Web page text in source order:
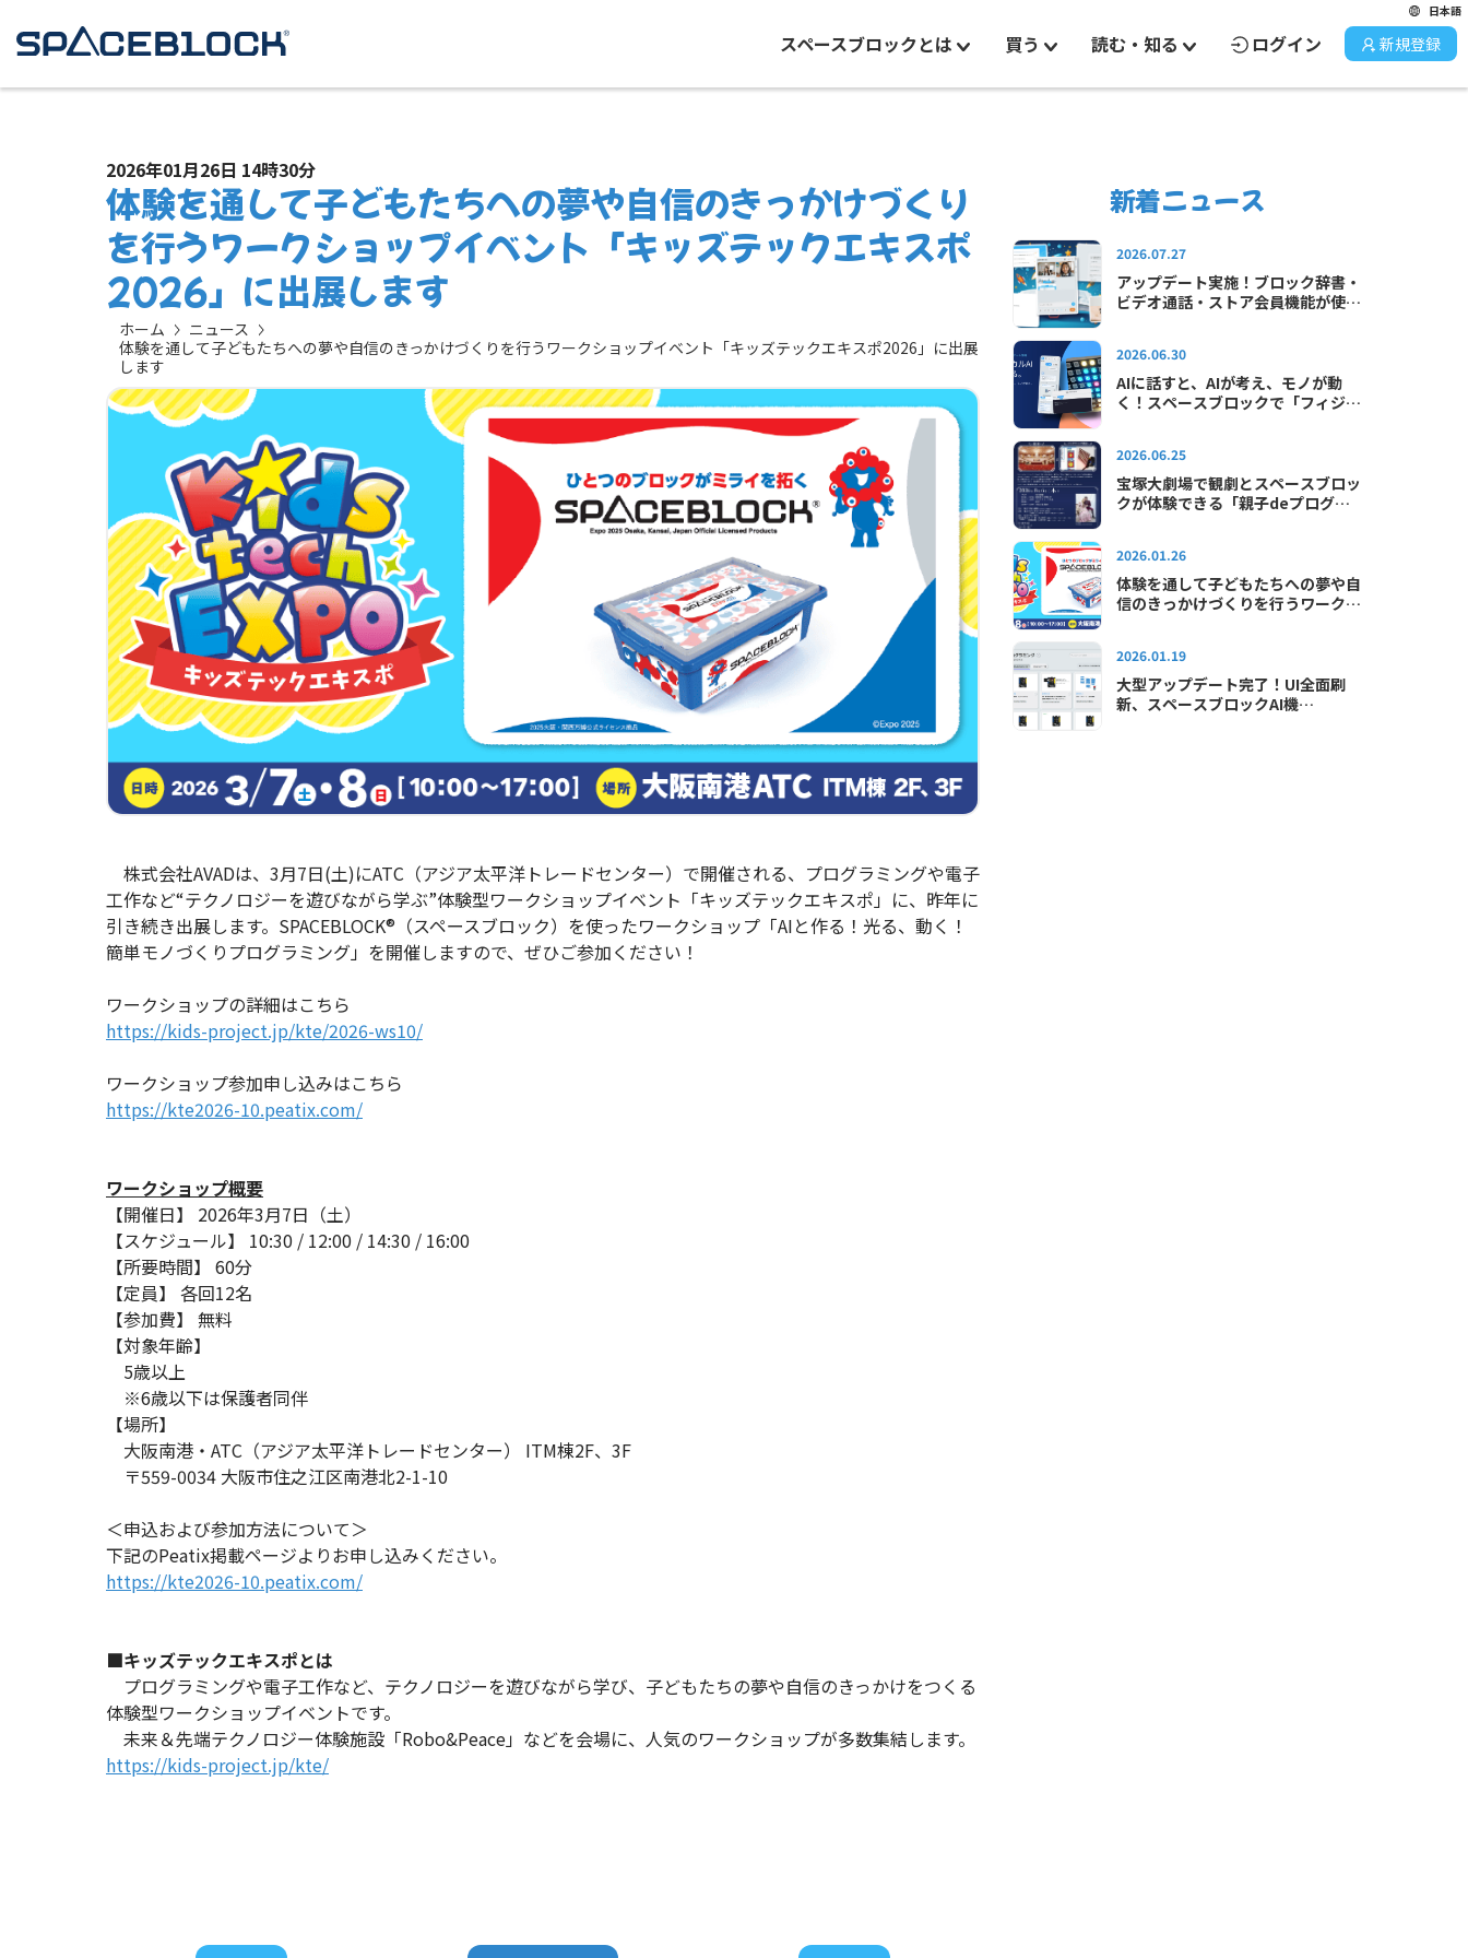
スペースブロックとは 買う 読む・知る ログイン 新規登録
日本語
2026年01月26日 14時30分
体験を通して子どもたちへの夢や自信のきっかけづくり
を行うワークショップイベント「キッズテックエキスポ
2026」に出展します
ホーム
ニュース
体験を通して子どもたちへの夢や自信のきっかけづくりを行うワークショップイベント「キッズテックエキスポ2026」に出展
します
株式会社AVADは、3月7日(土)にATC（アジア太平洋トレードセンター）で開催される、プログラミングや電子
工作など“テクノロジーを遊びながら学ぶ”体験型ワークショップイベント「キッズテックエキスポ」に、昨年に
引き続き出展します。SPACEBLOCK®（スペースブロック）を使ったワークショップ「AIと作る！光る、動く！
簡単モノづくりプログラミング」を開催しますので、ぜひご参加ください！
ワークショップの詳細はこちら
https://kids-project.jp/kte/2026-ws10/
ワークショップ参加申し込みはこちら
https://kte2026-10.peatix.com/
ワークショップ概要
【開催日】 2026年3月7日（土）
【スケジュール】 10:30 / 12:00 / 14:30 / 16:00
【所要時間】 60分
【定員】 各回12名
【参加費】 無料
【対象年齢】
5歳以上
※6歳以下は保護者同伴
【場所】
大阪南港・ATC（アジア太平洋トレードセンター） ITM棟2F、3F
〒559-0034 大阪市住之江区南港北2-1-10
＜申込および参加方法について＞
下記のPeatix掲載ページよりお申し込みください。
https://kte2026-10.peatix.com/
■キッズテックエキスポとは
プログラミングや電子工作など、テクノロジーを遊びながら学び、子どもたちの夢や自信のきっかけをつくる
体験型ワークショップイベントです。
未来＆先端テクノロジー体験施設「Robo&Peace」などを会場に、人気のワークショップが多数集結します。
https://kids-project.jp/kte/
新着ニュース
2026.07.27
アップデート実施！ブロック辞書・
ビデオ通話・ストア会員機能が使え
2026.06.30
AIに話すと、AIが考え、モノが動
く！スペースブロックで「フィジカ
2026.06.25
宝塚大劇場で観劇とスペースブロッ
クが体験できる「親子deプログラ
2026.01.26
体験を通して子どもたちへの夢や自
信のきっかけづくりを行うワークシ
2026.01.19
大型アップデート完了！UI全面刷
新、スペースブロックAI機